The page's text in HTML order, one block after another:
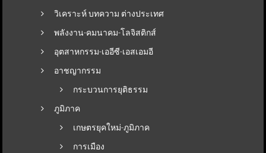
วิเคราะห์ บทความ ต่างประเทศ
พลังงาน-คมนาคม-โลจิสติกส์
อุตสาหกรรม-เออีซี-เอสเอมอี
อาชญากรรม
กระบวนการยุติธรรม
ภูมิภาค
เกษตรยุคใหม่-ภูมิภาค
การเมือง